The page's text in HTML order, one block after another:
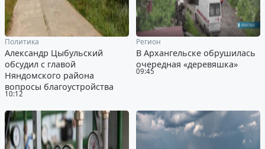
10:12
Политика
Александр Цыбульский
обсудил с главой
Няндомского района
вопросы благоустройства
09:45
Регион
В Архангельске обрушилась
очередная «деревяшка»